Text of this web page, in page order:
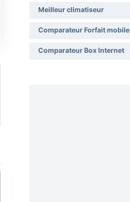
Meilleur climatiseur
Comparateur Forfait mobile
Comparateur Box Internet